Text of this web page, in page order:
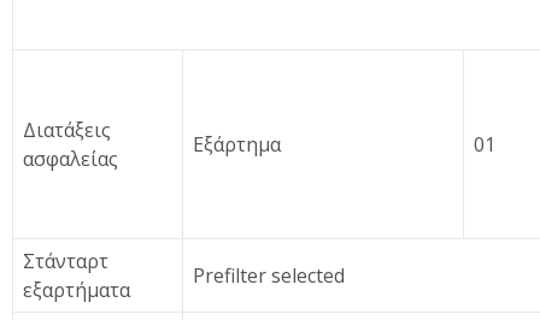
Διατάξεις
ασφαλείας
Εξάρτημα 01
Στάνταρτ
εξαρτήματα
Prefilter selected